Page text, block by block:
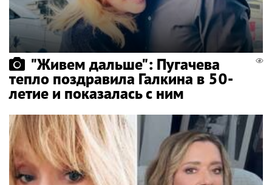
"Живем дальше": Пугачева
тепло поздравила Галкина в 50-
летие и показалась с ним